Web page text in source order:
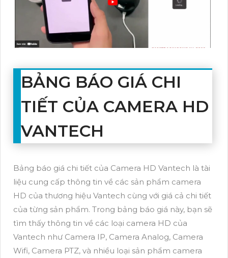
BẢNG BÁO GIÁ CHI
TIẾT CỦA CAMERA HD
VANTECH
Bảng báo giá chi tiết của Camera HD Vantech là tài
liệu cung cấp thông tin về các sản phẩm camera
HD của thương hiệu Vantech cùng với giá cả chi tiết
của từng sản phẩm. Trong bảng báo giá này, bạn sẽ
tìm thấy thông tin về các loại camera HD của
Vantech như Camera IP, Camera Analog, Camera
Wifi, Camera PTZ, và nhiều loại sản phẩm camera